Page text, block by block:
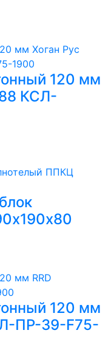
120 мм
КСЛ-
120 мм
ПР-39-F75-